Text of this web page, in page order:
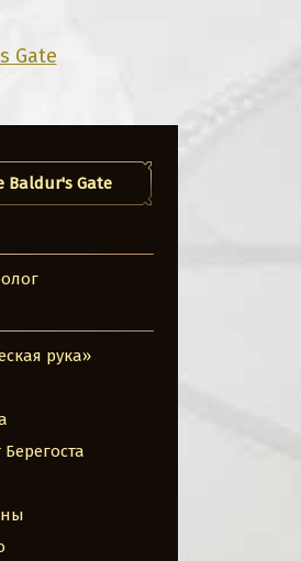
Gate
Baldur's Gate
рука»